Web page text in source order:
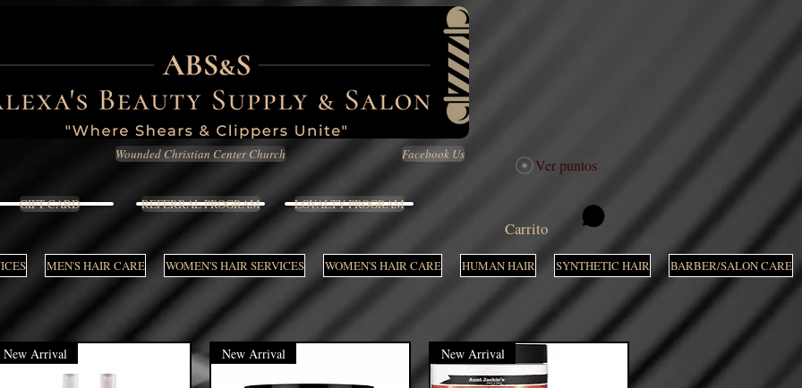
Wounded Christian Center Church Facebook Us
GIFT CARD REFERRAL PROGRAM LOYALTY PROGRAM
Ver puntos
Carrito
MEN'S HAIR CARE WOMEN'S HAIR SERVICES WOMEN'S HAIR CARE HUMAN HAIR SYNTHETIC HAIR BARBER/SALON CARE
New Arrival New Arrival New Arrival